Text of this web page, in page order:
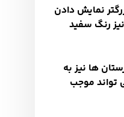
نمایش دادن
رنگ سفید
ها نیز به
تواند موجب